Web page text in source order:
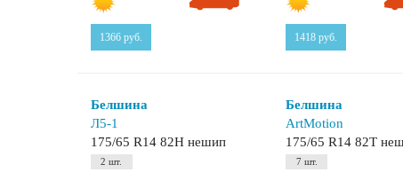
1366 руб. 1418 руб.
Белшина
Л5-1
175/65 R14 82H нешип
2 шт.
Белшина
ArtMotion
175/65 R14 82T
7 шт.